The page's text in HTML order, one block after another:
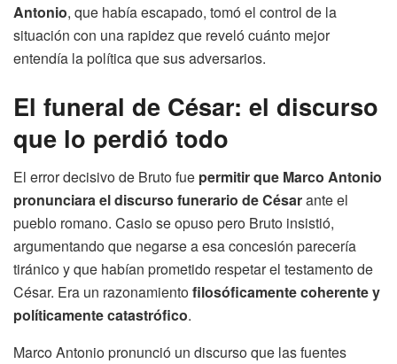
Antonio, que había escapado, tomó el control de la
situación con una rapidez que reveló cuánto mejor
entendía la política que sus adversarios.
El funeral de César: el discurso
que lo perdió todo
El error decisivo de Bruto fue permitir que Marco Antonio
pronunciara el discurso funerario de Césarante el
pueblo romano. Casio se opuso pero Bruto insistió,
argumentando que negarse a esa concesión parecería
tiránico y que habían prometido respetar el testamento de
César. Era un razonamientofilosóficamente coherente y
políticamente catastrófico.
Marco Antonio pronunció un discurso que las fuentes